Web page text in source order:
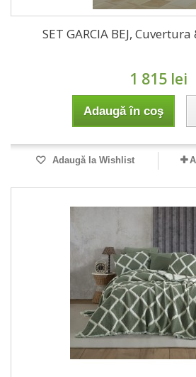
SET GARCIA BEJ,
1 815 lei
Adaugă în coş
Adaugă la Wishlist